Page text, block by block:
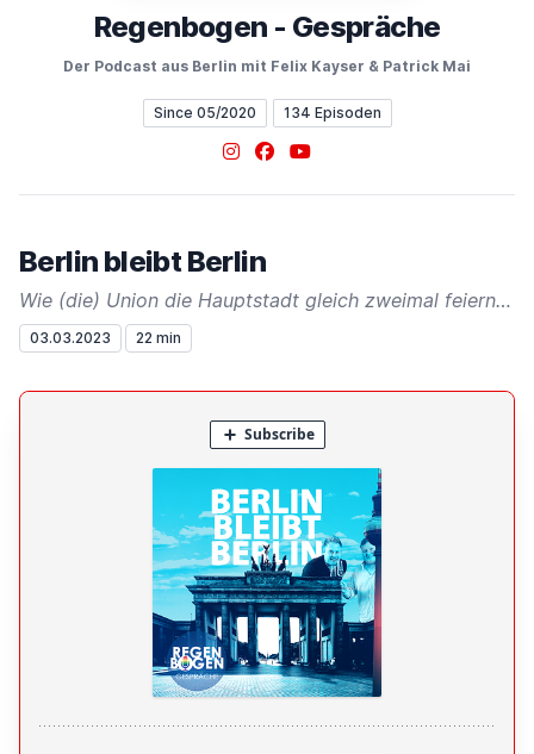
Regenbogen - Gespräche
Der Podcast aus Berlin mit Felix Kayser & Patrick Mai
Since 05/2020 134 Episoden
Instagram
Facebook
YouTube
Berlin bleibt Berlin
Wie (die) Union die Hauptstadt gleich zweimal feiern lässt
03.03.2023 22 min